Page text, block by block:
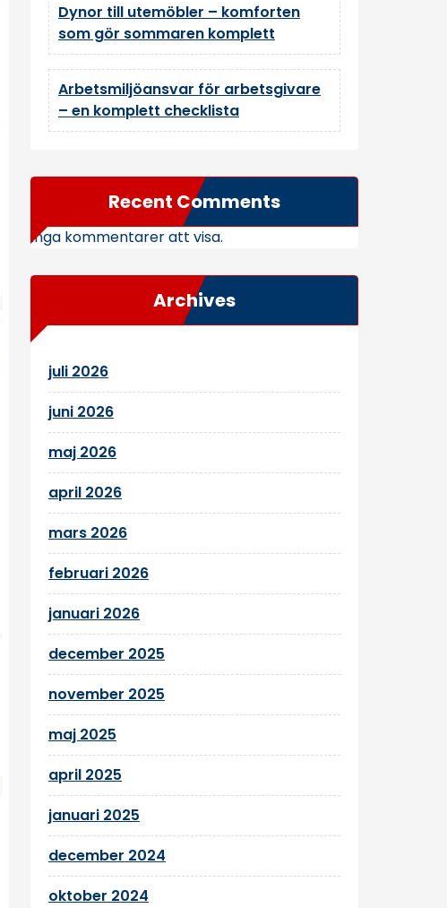
Dynor till utemöbler – komforten
som gör sommaren komplett
Arbetsmiljöansvar för arbetsgivare
– en komplett checklista
Recent Comments
Inga kommentarer att visa.
Archives
juli 2026
juni 2026
maj 2026
april 2026
mars 2026
februari 2026
januari 2026
december 2025
november 2025
maj 2025
april 2025
januari 2025
december 2024
oktober 2024